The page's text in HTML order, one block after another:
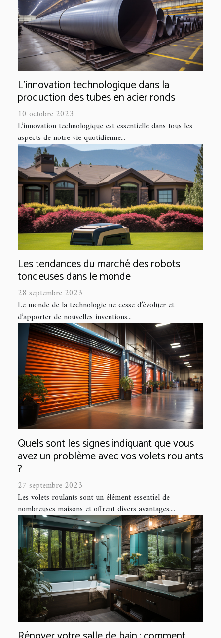
L'innovation technologique dans la
production des tubes en acier ronds
10 octobre 2023
L’innovation technologique est essentielle dans tous les
aspects de notre vie quotidienne...
Les tendances du marché des robots
tondeuses dans le monde
28 septembre 2023
Le monde de la technologie ne cesse d’évoluer et
d’apporter de nouvelles inventions...
Quels sont les signes indiquant que vous
avez un problème avec vos volets roulants
?
27 septembre 2023
Les volets roulants sont un élément essentiel de
nombreuses maisons et offrent divers avantages,...